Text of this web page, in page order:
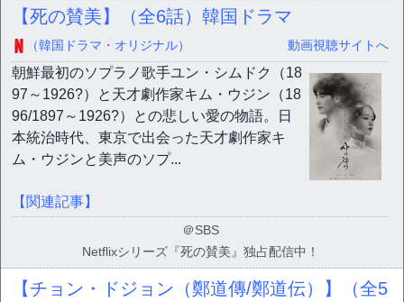
【死の賛美】（全6話）韓国ドラマ
（韓国ドラマ・オリジナル） 動画視聴サイトへ
朝鮮最初のソプラノ歌手ユン・シムドク（18
97～1926?）と天才劇作家キム・ウジン（18
96/1897～1926?）との悲しい愛の物語。日
本統治時代、東京で出会った天才劇作家キ
ム・ウジンと美声のソプ...
【関連記事】
＠SBS
Netflixシリーズ『死の賛美』独占配信中！
【チョン・ドジョン（鄭道傳/鄭道伝）】（全5